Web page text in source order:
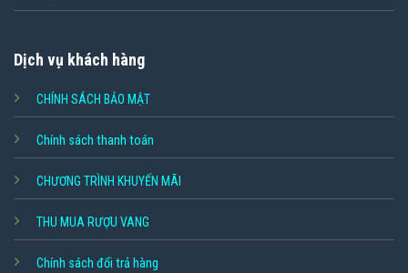
Dịch vụ khách hàng
CHÍNH SÁCH BẢO MẬT
Chính sách thanh toán
CHƯƠNG TRÌNH KHUYẾN MÃI
THU MUA RƯỢU VANG
Chính sách đổi trả hàng